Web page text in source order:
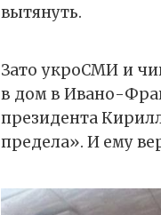
вытянуть.
Зато укроСМИ и
в дом в Ивано-
президента
предела». И ему